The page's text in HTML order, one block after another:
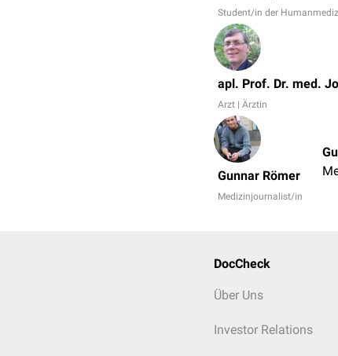
Student/in der
apl. Prof. Dr. med.
Arzt | Ärztin
Gunnar Römer
Medizinjournalist/in
DocCheck
Über Uns
Investor Relations